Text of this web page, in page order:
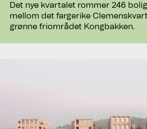
Det nye kvartalet rommer 246
mellom det fargerike
grønne friområdet Kongbakken.